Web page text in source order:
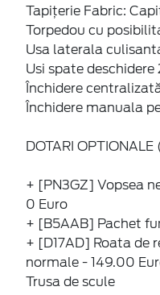
Tapițerie Fabric:
Torpedou cu
Usa laterala
Usi spate
Închidere
Închidere manuala
DOTARI
+ [PN3GZ] Vopsea
0 Euro
+ [B5AAB] Pachet
+ [D17AD] Roata de
normale - 149.00
Trusa de scule